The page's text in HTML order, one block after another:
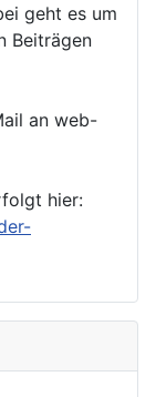
geht es um
Beiträgen
an web-
hier: